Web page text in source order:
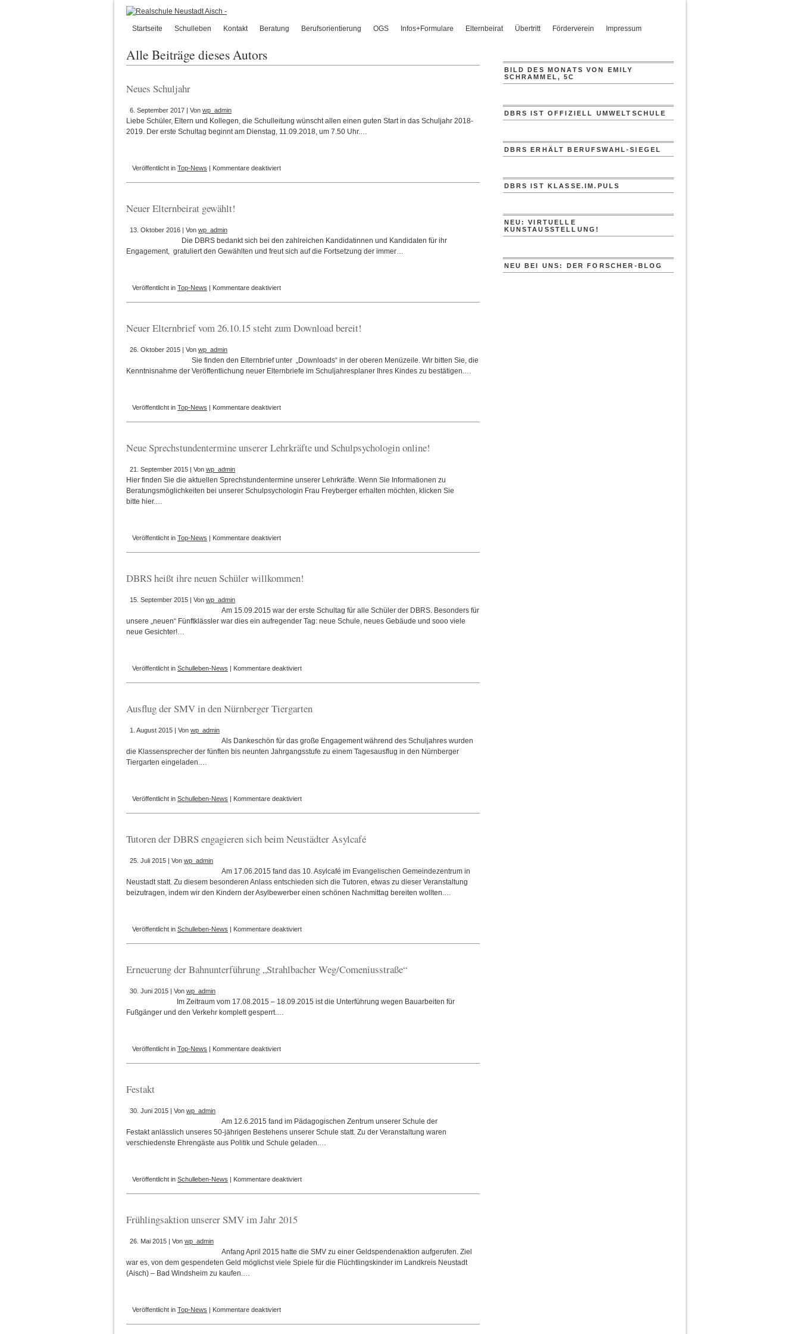
Startseite Schulleben Kontakt Beratung Berufsorientierung OGS Infos+Formulare Elternbeirat Übertritt Förderverein Impressum
Alle Beiträge dieses Autors
Neues Schuljahr
6. September 2017 | Von wp_admin
Liebe Schüler, Eltern und Kollegen, die Schulleitung wünscht allen einen guten Start in das Schuljahr 2018-
2019. Der erste Schultag beginnt am Dienstag, 11.09.2018, um 7.50 Uhr.…
Veröffentlicht in Top-News | Kommentare deaktiviertfür
Neuer Elternbeirat gewählt!
13. Oktober 2016 | Von wp_admin
Die DBRS bedankt sich bei den zahlreichen Kandidatinnen und Kandidaten für ihr
Engagement, gratuliert den Gewählten und freut sich auf die Fortsetzung der immer…
Veröffentlicht in Top-News | Kommentare deaktiviertfür
Neuer Elternbrief vom 26.10.15 steht zum Download bereit!
26. Oktober 2015 | Von wp_admin
Sie finden den Elternbrief unter „Downloads“ in der oberen Menüzeile. Wir bitten Sie, die
Kenntnisnahme der Veröffentlichung neuer Elternbriefe im Schuljahresplaner Ihres Kindes zu bestätigen.…
Veröffentlicht in Top-News | Kommentare deaktiviertfür
26.10.15
Download
bereit!
Neue Sprechstundentermine unserer Lehrkräfte und Schulpsychologin online!
21. September 2015 | Von wp_admin
Hier finden Sie die aktuellen Sprechstundentermine unserer Lehrkräfte. Wenn Sie Informationen zu
Beratungsmöglichkeiten bei unserer Schulpsychologin Frau Freyberger erhalten möchten, klicken Sie
bitte hier.…
Veröffentlicht in Top-News | Kommentare deaktiviertfür
Lehrkräfte
online!
DBRS heißt ihre neuen Schüler willkommen!
15. September 2015 | Von wp_admin
Am 15.09.2015 war der erste Schultag für alle Schüler der DBRS. Besonders für
unsere „neuen“ Fünftklässler war dies ein aufregender Tag: neue Schule, neues Gebäude und sooo viele
neue Gesichter!…
Veröffentlicht in Schulleben-News | Kommentare deaktiviertfür
neuen
Ausflug der SMV in den Nürnberger Tiergarten
1. August 2015 | Von wp_admin
Als Dankeschön für das große Engagement während des Schuljahres wurden
die Klassensprecher der fünften bis neunten Jahrgangsstufe zu einem Tagesausflug in den Nürnberger
Tiergarten eingeladen.…
Veröffentlicht in Schulleben-News | Kommentare deaktiviertfür
in
Tiergarten
Tutoren der DBRS engagieren sich beim Neustädter Asylcafé
25. Juli 2015 | Von wp_admin
Am 17.06.2015 fand das 10. Asylcafé im Evangelischen Gemeindezentrum in
Neustadt statt. Zu diesem besonderen Anlass entschieden sich die Tutoren, etwas zu dieser Veranstaltung
beizutragen, indem wir den Kindern der Asylbewerber einen schönen Nachmittag bereiten wollten.…
Veröffentlicht in Schulleben-News | Kommentare deaktiviertfür
engagieren
Neustädter
Erneuerung der Bahnunterführung „Strahlbacher Weg/Comeniusstraße“
30. Juni 2015 | Von wp_admin
Im Zeitraum vom 17.08.2015 – 18.09.2015 ist die Unterführung wegen Bauarbeiten für
Fußgänger und den Verkehr komplett gesperrt.…
Veröffentlicht in Top-News | Kommentare deaktiviertfür
Festakt
30. Juni 2015 | Von wp_admin
Am 12.6.2015 fand im Pädagogischen Zentrum unserer Schule der
Festakt anlässlich unseres 50-jährigen Bestehens unserer Schule statt. Zu der Veranstaltung waren
verschiedenste Ehrengäste aus Politik und Schule geladen.…
Veröffentlicht in Schulleben-News | Kommentare deaktiviertfür
Frühlingsaktion unserer SMV im Jahr 2015
26. Mai 2015 | Von wp_admin
Anfang April 2015 hatte die SMV zu einer Geldspendenaktion aufgerufen. Ziel
war es, von dem gespendeten Geld möglichst viele Spiele für die Flüchtlingskinder im Landkreis Neustadt
(Aisch) – Bad Windsheim zu kaufen.…
Veröffentlicht in Top-News | Kommentare deaktiviertfür
BILD DES MONATS VON EMILY
SCHRAMMEL, 5C
DBRS IST OFFIZIELL UMWELTSCHULE
DBRS ERHÄLT BERUFSWAHL-SIEGEL
DBRS IST KLASSE.IM.PULS
NEU: VIRTUELLE
KUNSTAUSSTELLUNG!
NEU BEI UNS: DER FORSCHER-BLOG